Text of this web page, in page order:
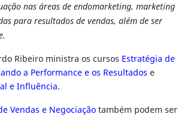
nas áreas de endomarketing, marketing
para resultados de vendas, além de ser
Ribeiro ministra os cursos Estratégia de
a Performance e os Resultados e
e Influência.
Vendas e Negociaçãotambém podem ser